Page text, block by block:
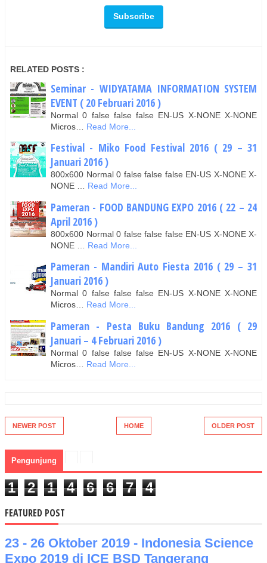
RELATED POSTS :
Seminar - WIDYATAMA INFORMATION SYSTEM
EVENT ( 20 Februari 2016 )
Normal 0 false false false EN-US X-NONE X-NONE
Micros…
Read More...
Festival - Miko Food Festival 2016 ( 29 – 31
Januari 2016 )
800x600 Normal 0 false false false EN-US X-NONE X-
NONE … Read More...
Pameran - FOOD BANDUNG EXPO 2016 ( 22 – 24
April 2016 )
800x600 Normal 0 false false false EN-US X-NONE X-
NONE …
Read More...
Pameran - Mandiri Auto Fiesta 2016 ( 29 – 31
Januari 2016 )
Normal 0 false false false EN-US X-NONE X-NONE
Micros… Read More...
Pameran - Pesta Buku Bandung 2016 ( 29
Januari – 4 Februari 2016 )
Normal 0 false false false EN-US X-NONE X-NONE
Micros…
Read More...
NEWER POST OLDER POST
HOME
Pengunjung
1 2 1 4 6 6 7 4
FEATURED POST
23 - 26 Oktober 2019 - Indonesia Science
Expo 2019 di ICE BSD Tangerang